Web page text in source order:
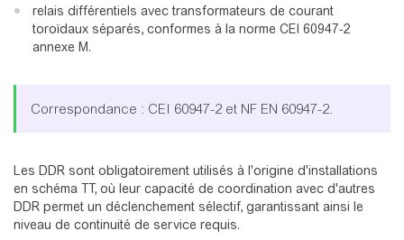
relais différentiels avec transformateurs de courant
toroïdaux séparés, conformes à la norme CEI 60947-2
annexe M.
Correspondance : CEI 60947-2 et NF EN 60947-2.
Les DDR sont obligatoirement utilisés à l'origine d'installations
en schéma TT, où leur capacité de coordination avec d'autres
DDR permet un déclenchement sélectif, garantissant ainsi le
niveau de continuité de service requis.